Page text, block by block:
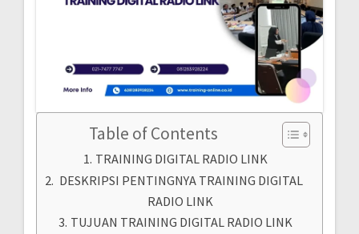
Table of Contents
TRAINING DIGITAL RADIO LINK
DESKRIPSI PENTINGNYA TRAINING DIGITAL
RADIO LINK
TUJUAN TRAINING DIGITAL RADIO LINK